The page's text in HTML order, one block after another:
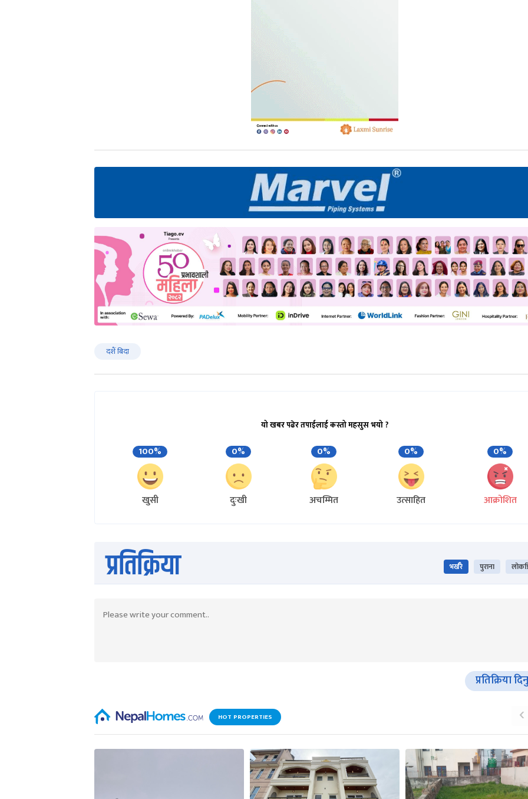
दशैं बिदा
यो खबर पढेर तपाईलाई कस्तो महसुस भयो ?
100%
खुसी
0%
दुःखी
0%
अचम्मित
0%
उत्साहित
0%
आक्रोशित
प्रतिक्रिया भर्खरै पुराना
प्रतिक्रिया
HOT PROPERTIES ‹